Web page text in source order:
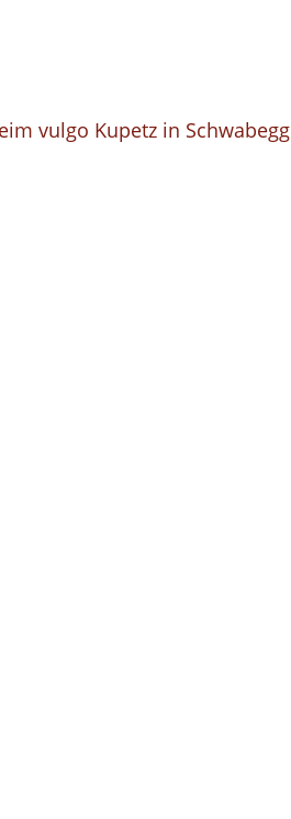
vulgo Kupetz in Schwabegg